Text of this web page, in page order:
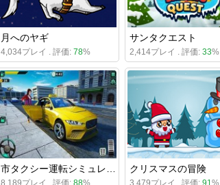
月へのヤギ
4,034プレイ . 評価: 78%
サンタクエスト
2,414プレイ . 評価: 33%
8,189プレイ . 評価: 88%
クリスマスの冒険
3,479プレイ . 評価: 91 %